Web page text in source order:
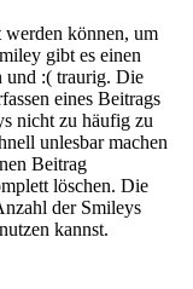
können, um
gibt es einen
und :( traurig. Die
eines Beitrags
nicht zu häufig zu
unlesbar machen
Beitrag
löschen. Die
der Smileys
kannst.